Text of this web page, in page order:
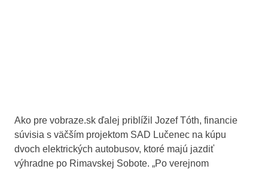
Ako pre vobraze.sk ďalej priblížil Jozef Tóth, financie
súvisia s väčším projektom SAD Lučenec na kúpu
dvoch elektrických autobusov, ktoré majú jazdiť
výhradne po Rimavskej Sobote. „Po verejnom